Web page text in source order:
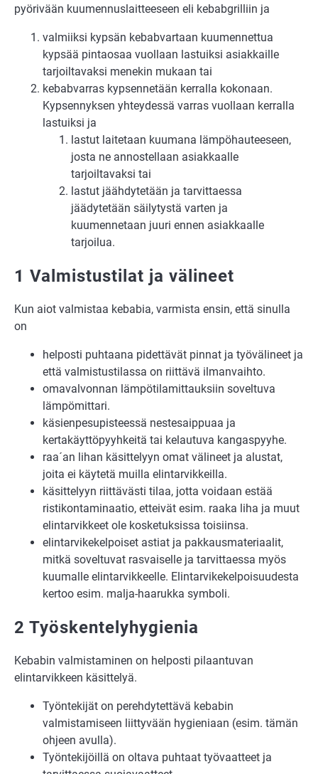
pyörivään kuumennuslaitteeseen eli kebabgrilliin ja
valmiiksi kypsän kebabvartaan kuumennettua
kypsää pintaosaa vuollaan lastuiksi asiakkaille
tarjoiltavaksi menekin mukaan tai
kebabvarras kypsennetään kerralla kokonaan.
Kypsennyksen yhteydessä varras vuollaan kerralla
lastuiksi ja
lastut laitetaan kuumana lämpöhauteeseen,
josta ne annostellaan asiakkaalle
tarjoiltavaksi tai
lastut jäähdytetään ja tarvittaessa
jäädytetään säilytystä varten ja
kuumennetaan juuri ennen asiakkaalle
tarjoilua.
1 Valmistustilat ja välineet
Kun aiot valmistaa kebabia, varmista ensin, että sinulla
on
helposti puhtaana pidettävät pinnat ja työvälineet ja
että valmistustilassa on riittävä ilmanvaihto.
omavalvonnan lämpötilamittauksiin soveltuva
lämpömittari.
käsienpesupisteessä nestesaippuaa ja
kertakäyttöpyyhkeitä tai kelautuva kangaspyyhe.
raa´an lihan käsittelyyn omat välineet ja alustat,
joita ei käytetä muilla elintarvikkeilla.
käsittelyyn riittävästi tilaa, jotta voidaan estää
ristikontaminaatio, etteivät esim. raaka liha ja muut
elintarvikkeet ole kosketuksissa toisiinsa.
elintarvikekelpoiset astiat ja pakkausmateriaalit,
mitkä soveltuvat rasvaiselle ja tarvittaessa myös
kuumalle elintarvikkeelle. Elintarvikekelpoisuudesta
kertoo esim. malja-haarukka symboli.
2 Työskentelyhygienia
Kebabin valmistaminen on helposti pilaantuvan
elintarvikkeen käsittelyä.
Työntekijät on perehdytettävä kebabin
valmistamiseen liittyvään hygieniaan (esim. tämän
ohjeen avulla).
Työntekijöillä on oltava puhtaat työvaatteet ja